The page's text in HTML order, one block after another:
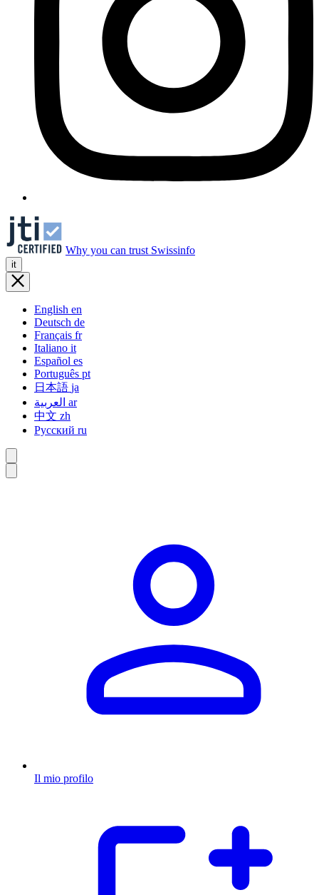
Why you can trust Swissinfo
it
English en
Deutsch de
Français fr
Italiano it
Español es
Português pt
日本語 ja
ar
中文 zh
Русский ru
Il mio profilo